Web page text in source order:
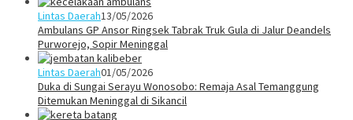
Lintas Daerah13/05/2026
Ambulans GP Ansor Ringsek Tabrak Truk Gula di Jalur Deandels
Purworejo, Sopir Meninggal
Lintas Daerah01/05/2026
Duka di Sungai Serayu Wonosobo: Remaja Asal Temanggung
Ditemukan Meninggal di Sikancil